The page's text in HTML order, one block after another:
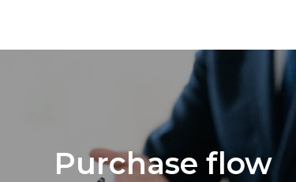
Purchase flow